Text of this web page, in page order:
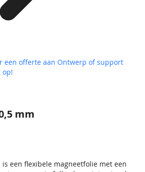
mm
een flexibele magneetfolie met een
een offerte aan Ontwerp of support
op!